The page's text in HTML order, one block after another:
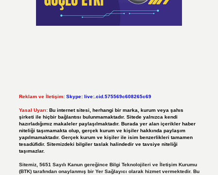
Reklam ve İletişim: Skype: live:.cid.575569c608265c69
Yasal Uyarı: Bu internet sitesi, herhangi bir marka, kurum veya şahıs
şirketi ile hiçbir bağlantısı bulunmamaktadır. Sitede yalnızca kendi
hazırladığımız makaleler paylaşılmaktadır. Burada yer alan içerikler haber
niteliği taşımamakta olup, gerçek kurum ve kişiler hakkında paylaşım
yapılmamaktadır. Gerçek kurum ve kişiler ile isim benzerlikleri tamamen
tesadüfidir. Sitemizdeki bilgiler taslak halindedir ve tavsiye niteliği
taşımazlar.
Sitemiz, 5651 Sayılı Kanun gereğince Bilgi Teknolojileri ve İletişim Kurumu
(BTK) tarafından onaylanmış bir Yer Sağlayıcı olarak hizmet vermektedir. Bu